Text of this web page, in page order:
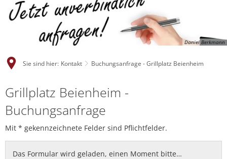
Daniel Berkmann
Sie sind hier: Kontakt Buchungsanfrage - Grillplatz Beienheim
Grillplatz Beienheim -
Buchungsanfrage
Mit * gekennzeichnete Felder sind Pflichtfelder.
Das Formular wird geladen, einen Moment bitte…